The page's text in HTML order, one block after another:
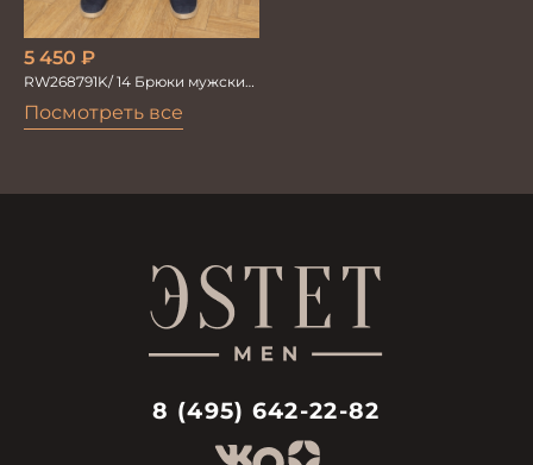
Посмотреть все
5 450 ₽
RW268791K/ 14 Брюки мужские
8 (495) 642-22-82